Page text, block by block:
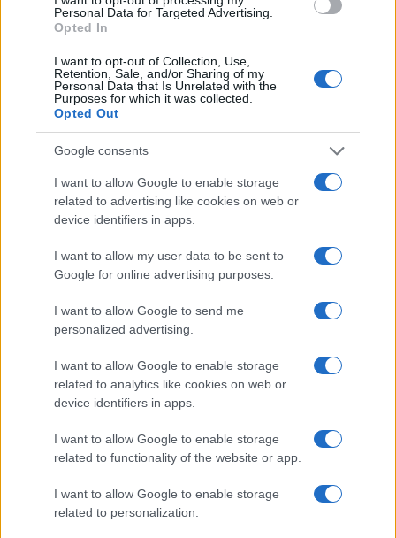
Personal Data for Targeted Advertising.
Opted In
I want to opt-out of Collection, Use,
Retention, Sale, and/or Sharing of my
Personal Data that Is Unrelated with the
Purposes for which it was collected.
Opted Out
Google consents
I want to allow Google to enable storage
related to advertising like cookies on web or
device identifiers in apps.
I want to allow my user data to be sent to
Google for online advertising purposes.
I want to allow Google to send me
personalized advertising.
I want to allow Google to enable storage
related to analytics like cookies on web or
device identifiers in apps.
I want to allow Google to enable storage
related to functionality of the website or app.
I want to allow Google to enable storage
related to personalization.
Giovannimaria Cabras
Invia un Comunicato Stampa|Pubblicità
Vuoi rimanere sempre aggiornato?
email periodiche contenenti le ultime notizie pubblicate
sul sito web!
campo obbligatorio
Indirizzo email *